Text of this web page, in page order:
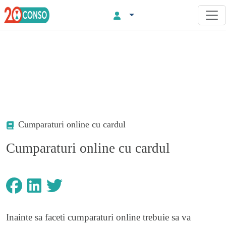
Cumparaturi online cu cardul
Cumparaturi online cu cardul
Inainte sa faceti cumparaturi online trebuie sa va